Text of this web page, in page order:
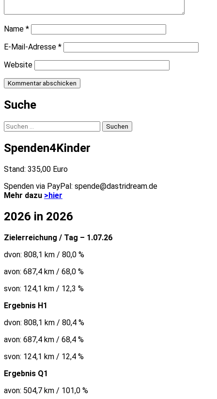
Name *
E-Mail-Adresse *
Website
Suche
Suchen
nach:
Spenden4Kinder
Stand: 335,00 Euro
Spenden via PayPal: spende@dastridream.de
Mehr dazu >hier
2026 in 2026
Zielerreichung / Tag – 1.07.26
dvon: 808,1 km / 80,0 %
avon: 687,4 km / 68,0 %
svon: 124,1 km / 12,3 %
Ergebnis H1
dvon: 808,1 km / 80,4 %
avon: 687,4 km / 68,4 %
svon: 124,1 km / 12,4 %
Ergebnis Q1
avon: 504,7 km / 101,0 %